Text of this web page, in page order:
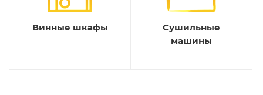
Винные шкафы
Сушильные
машины